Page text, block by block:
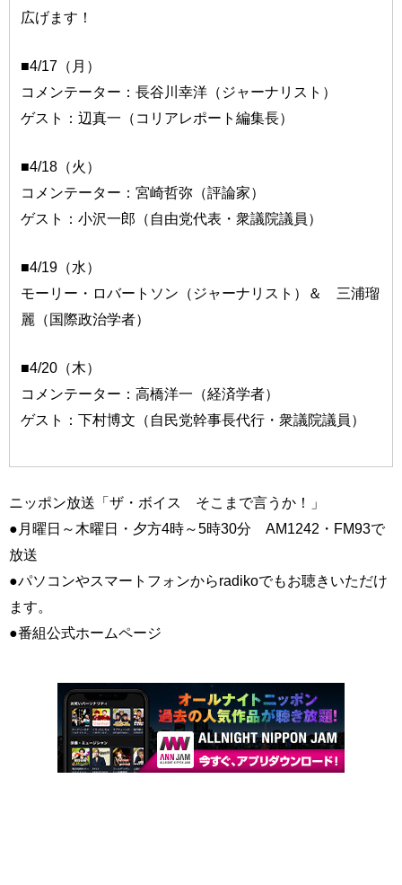
広げます！
■4/17（月）
コメンテーター：長谷川幸洋（ジャーナリスト）
ゲスト：辺真一（コリアレポート編集長）
■4/18（火）
コメンテーター：宮崎哲弥（評論家）
ゲスト：小沢一郎（自由党代表・衆議院議員）
■4/19（水）
モーリー・ロバートソン（ジャーナリスト）＆ 三浦瑠
麗（国際政治学者）
■4/20（木）
コメンテーター：高橋洋一（経済学者）
ゲスト：下村博文（自民党幹事長代行・衆議院議員）
ニッポン放送「ザ・ボイス そこまで言うか！」
●月曜日～木曜日・夕方4時～5時30分 AM1242・FM93で
放送
●パソコンやスマートフォンからradikoでもお聴きいただけ
ます。
●番組公式ホームページ